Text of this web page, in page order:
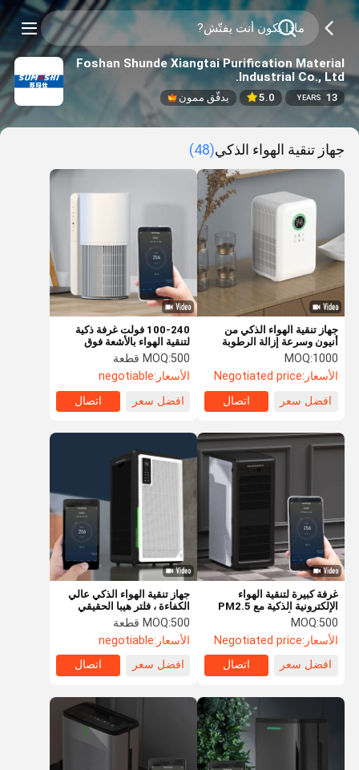
Foshan Shunde Xiangtai Purification Material
Industrial Co., Ltd.
13
YEARS
5.0 يدقّق ممون
جهاز تنقية الهواء الذكي(48)
100-240 فولت غرفة ذكية
لتنقية الهواء بالأشعة فوق
البنفسجية منظف هيبا المحمول
40 واط
MOQ:500 قطعة
الأسعار:negotiable
افضل سعر
اتصال
جهاز تنقية الهواء الذكي من
أنيون وسرعة إزالة الرطوبة
قابلة للتعديل مع فلتر ضوء
الأشعة فوق البنفسجية
MOQ:1000
الأسعار:Negotiated price
افضل سعر
اتصال
جهاز تنقية الهواء الذكي عالي
الكفاءة ، فلتر هيبا الحقيقي
للمنزل بالكامل
MOQ:500 قطعة
الأسعار:negotiable
افضل سعر
اتصال
غرفة كبيرة لتنقية الهواء
الإلكترونية الذكية مع PM2.5
مستشعر الأشعة تحت الحمراء
ODM OEM
MOQ:500
الأسعار:Negotiated price
افضل سعر
اتصال